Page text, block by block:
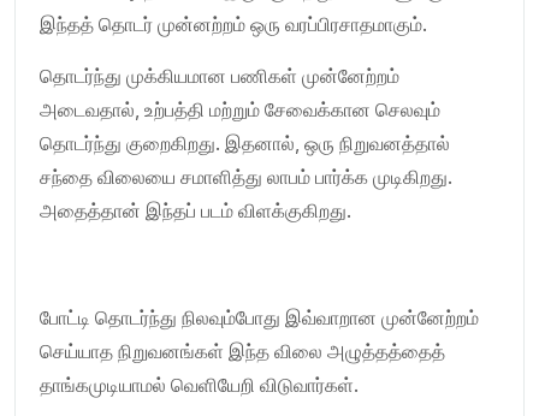
இந்தத் தொடர் முன்னற்றம் ஒரு வரப்பிரசாதமாகும்.
தொடர்ந்து முக்கியமான பணிகள் முன்னேற்றம்
அடைவதால், உற்பத்தி மற்றும் சேவைக்கான செலவும்
தொடர்ந்து குறைகிறது. இதனால், ஒரு நிறுவனத்தால்
சந்தை விலையை சமாளித்து லாபம் பார்க்க முடிகிறது.
அதைத்தான் இந்தப் படம் விளக்குகிறது.
போட்டி தொடர்ந்து நிலவும்போது இவ்வாறான முன்னேற்றம்
செய்யாத நிறுவனங்கள் இந்த விலை அழுத்தத்தைத்
தாங்கமுடியாமல் வெளியேறி விடுவார்கள்.